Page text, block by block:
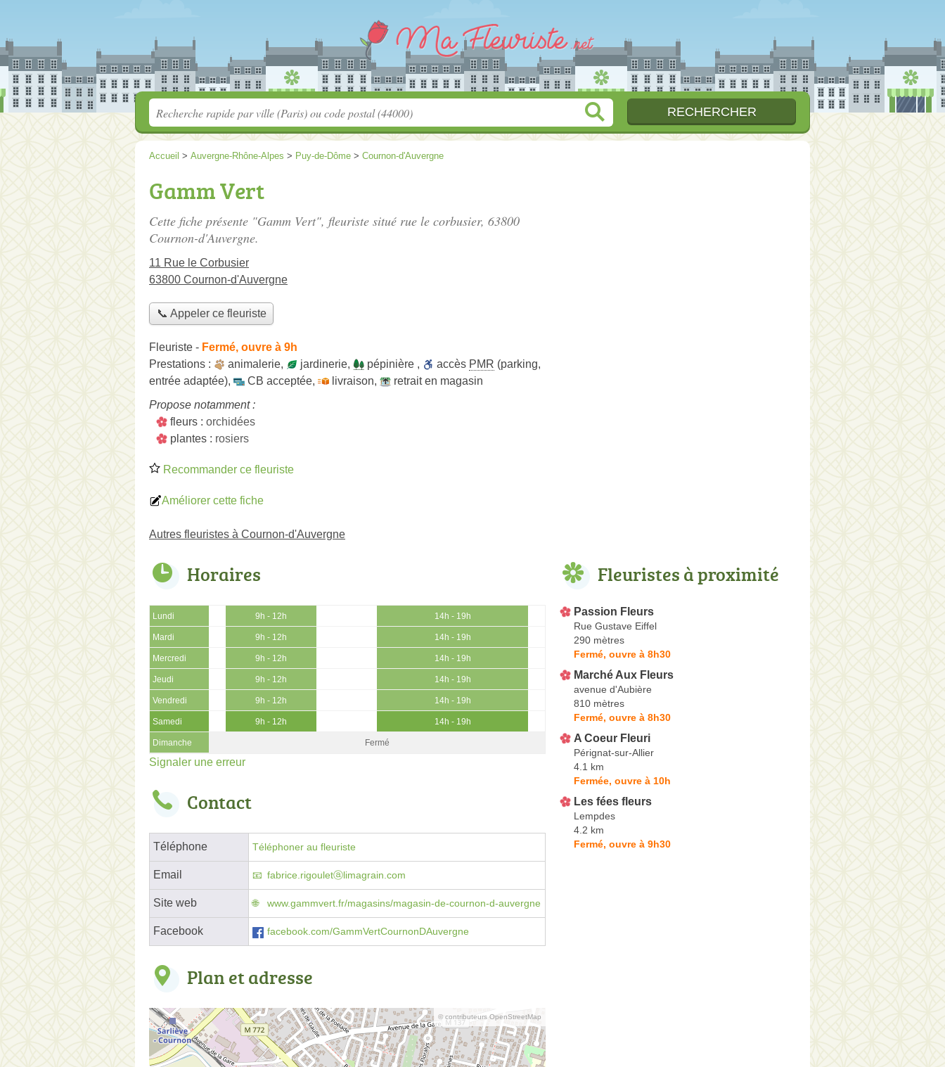
Accueil > Auvergne-Rhône-Alpes > Puy-de-Dôme > Cournon-d'Auvergne
Gamm Vert
Cette fiche présente "Gamm Vert", fleuriste situé rue le corbusier, 63800
Cournon-d'Auvergne.
11 Rue le Corbusier
63800 Cournon-d'Auvergne
📞 Appeler ce fleuriste
Fleuriste - Fermé, ouvre à 9h
Prestations :
animalerie, jardinerie, pépinière , accès PMR (parking,
entrée adaptée), CB acceptée, livraison,
retrait en magasin
Propose notamment :
fleurs : orchidées
plantes : rosiers
Recommander ce fleuriste
Améliorer cette fiche
Autres fleuristes à Cournon-d'Auvergne
Horaires
Lundi 9h - 12h 14h - 19h
Mardi 9h - 12h 14h - 19h
Mercredi 9h - 12h 14h - 19h
Jeudi 9h - 12h 14h - 19h
Vendredi 9h - 12h 14h - 19h
Samedi 9h - 12h 14h - 19h
Dimanche Fermé
Signaler une erreur
Contact
Téléphone Téléphoner au fleuriste
Email fabrice.rigouletⓐlimagrain.com
Site web www.gammvert.fr/magasins/magasin-de-cournon-d-auvergne
Facebook facebook.com/GammVertCournonDAuvergne
Plan et adresse
© contributeurs OpenStreetMap
Fleuristes à proximité
Passion Fleurs
Rue Gustave Eiffel
290 mètres
Fermé, ouvre à 8h30
Marché Aux Fleurs
avenue d'Aubière
810 mètres
Fermé, ouvre à 8h30
A Coeur Fleuri
Pérignat-sur-Allier
4.1 km
Fermée, ouvre à 10h
Les fées fleurs
Lempdes
4.2 km
Fermé, ouvre à 9h30